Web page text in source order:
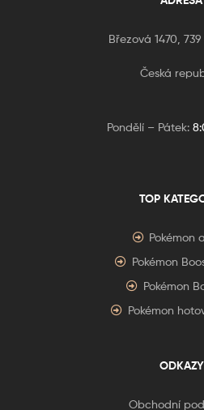
Březová 1470, 739
Česká
Pondělí – Pátek:
TOP
Pokémon
Pokémon
Pokémon
Pokémon
ODKAZY
Obchodní